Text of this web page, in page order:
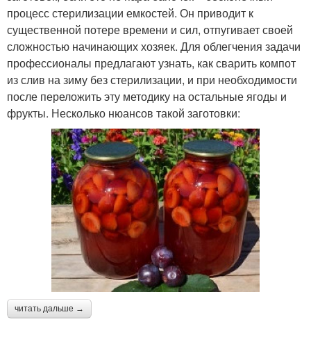
процесс стерилизации емкостей. Он приводит к
существенной потере времени и сил, отпугивает своей
сложностью начинающих хозяек. Для облегчения задачи
профессионалы предлагают узнать, как сварить компот
из слив на зиму без стерилизации, и при необходимости
после переложить эту методику на остальные ягоды и
фрукты. Несколько нюансов такой заготовки:
читать дальше →